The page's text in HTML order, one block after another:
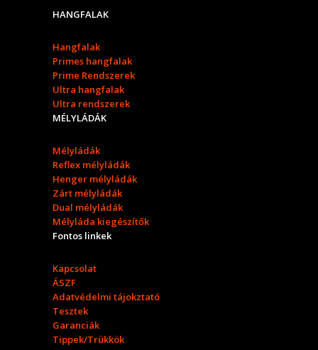
HANGFALAK
Hangfalak
Primes hangfalak
Prime Rendszerek
Ultra hangfalak
Ultra rendszerek
MÉLYLÁDÁK
Mélyládák
Reflex mélyládák
Henger mélyládák
Zárt mélyládák
Dual mélyládák
Mélyláda kiegészítők
Fontos linkek
Kapcsolat
ÁSZF
Adatvédelmi tájokztató
Tesztek
Garanciák
Tippek/Trükkök